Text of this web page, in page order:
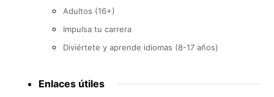
Adultos (16+)
Impulsa tu carrera
Diviértete y aprende idiomas (8-17 años)
Enlaces útiles